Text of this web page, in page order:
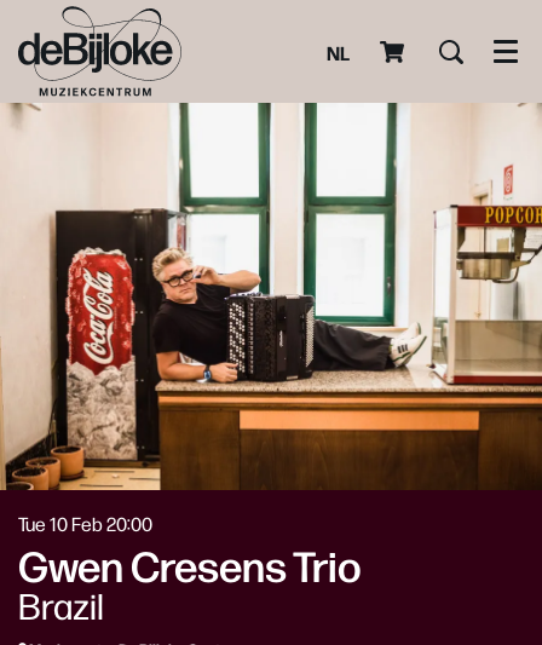
NL
Gwen Cresens Trio
Brazil
Tue 10 Feb20:00